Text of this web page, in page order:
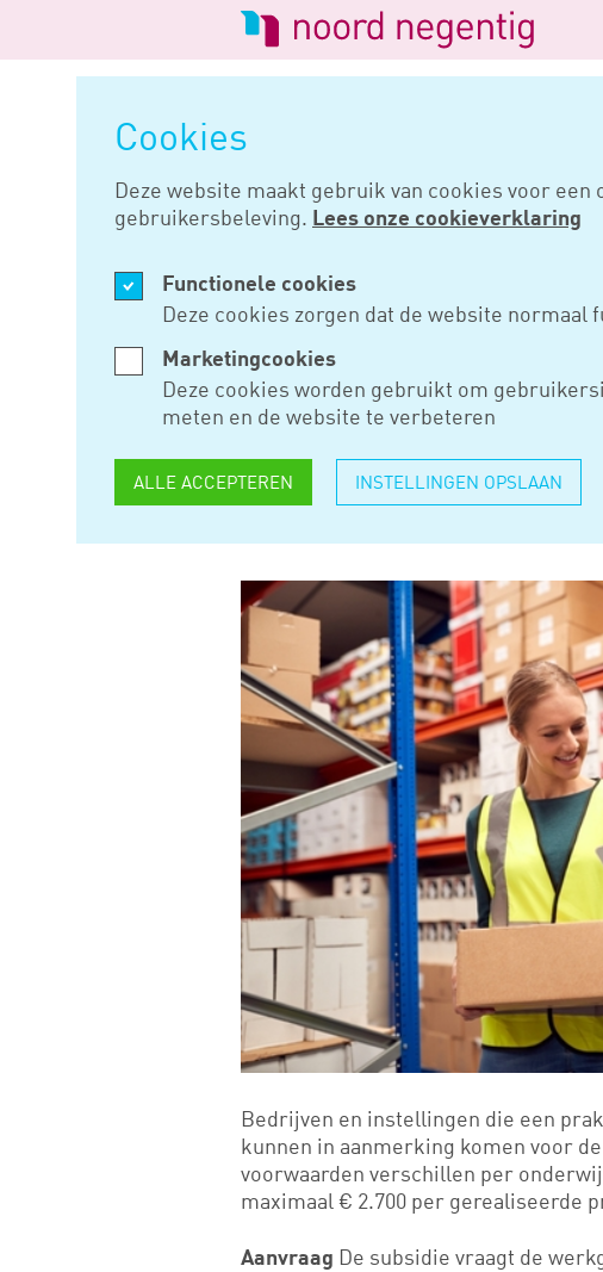
Cookies
Deze website maakt gebruik van cookies voor een
gebruikersbeleving. Lees onze cookieverklaring
Functionele cookies
Deze cookies zorgen dat de website normaal
Marketingcookies
Deze cookies worden gebruikt om
meten en de website te verbeteren
ALLE ACCEPTEREN INSTELLINGEN OPSLAAN
Logo
van
Noord
Negentig
JUN 06, 2024
SUBSIDIE
2023-2024
Voor de subsidieregeling
nu mogelijk een aanvraag in te
Bedrijven en instellingen die een
kunnen in aanmerking komen voor
voorwaarden verschillen per
maximaal € 2.700 per gerealiseerde
Aanvraag De subsidie vraagt de